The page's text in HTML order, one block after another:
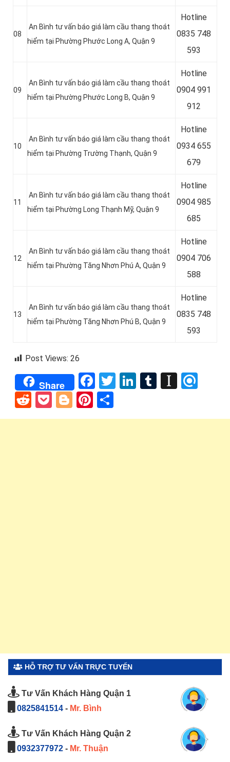
08
An Bình tư vấn báo giá làm cầu thang thoát
hiểm tại Phường Phước Long A, Quận 9
Hotline
0835 748
593
09
An Bình tư vấn báo giá làm cầu thang thoát
hiểm tại Phường Phước Long B, Quận 9
Hotline
0904 991
912
10
An Bình tư vấn báo giá làm cầu thang thoát
hiểm tại Phường Trường Thạnh, Quận 9
Hotline
0934 655
679
11
An Bình tư vấn báo giá làm cầu thang thoát
hiểm tại Phường Long Thạnh Mỹ, Quận 9
Hotline
0904 985
685
12
An Bình tư vấn báo giá làm cầu thang thoát
hiểm tại Phường Tăng Nhơn Phú A, Quận 9
Hotline
0904 706
588
13
An Bình tư vấn báo giá làm cầu thang thoát
hiểm tại Phường Tăng Nhơn Phú B, Quận 9
Hotline
0835 748
593
Post Views: 26
Share Facebook
TwitterLinkedIn
Tumblr
RedditPocket
BloggerPinterest
HỖ TRỢ TƯ VẤN TRỰC TUYẾN
Tư Vấn Khách Hàng Quận 1
0825841514 - Mr. Bình
Tư Vấn Khách Hàng Quận 2
0932377972 - Mr. Thuận